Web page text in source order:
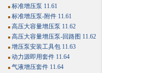
标准增压泵 11.61
标准增压泵-附件 11.61
高压大容量增压泵 11.62
高压大容量增压泵-回路图 11.62
增压泵安装工具包 11.63
动力源即用套件 11.64
气液增压套件 11.64